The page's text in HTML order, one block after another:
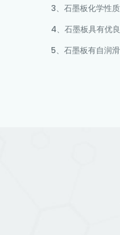
3、石墨板化学性
4、石墨板具有优
5、石墨板有自润